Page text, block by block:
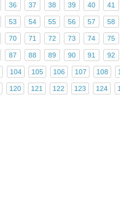
36 37 38 39 40 41
53 54 55 56 57 58
70 71 72 73 74 75
87 88 89 90 91 92
104 105 106 107 108
120 121 122 123 124